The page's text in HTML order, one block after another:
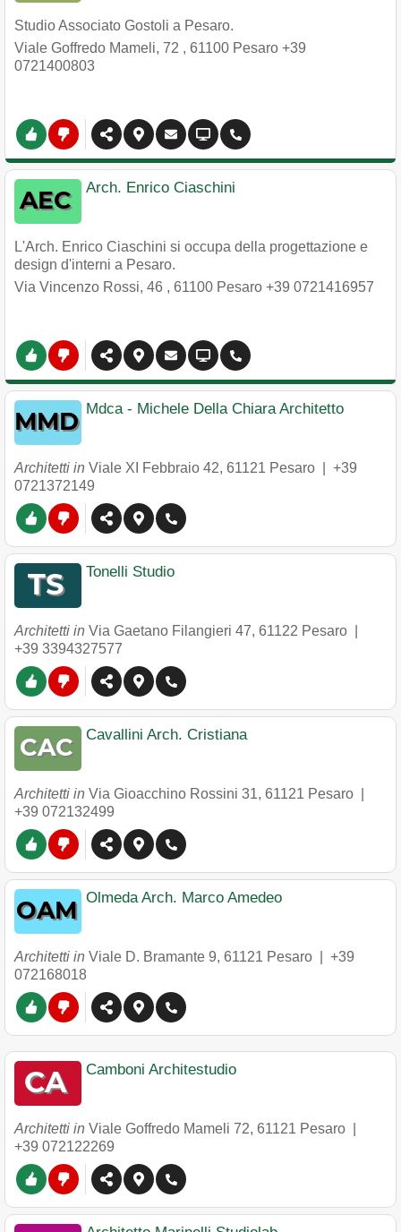
Studio Associato Gostoli a Pesaro.
Viale Goffredo Mameli, 72 , 61100 Pesaro +39
0721400803
Arch. Enrico Ciaschini
L'Arch. Enrico Ciaschini si occupa della progettazione e
design d'interni a Pesaro.
Via Vincenzo Rossi, 46 , 61100 Pesaro +39 0721416957
Mdca - Michele Della Chiara Architetto
Architetti in Viale XI Febbraio 42, 61121 Pesaro
+39
0721372149
Tonelli Studio
Architetti in Via Gaetano Filangieri 47, 61122 Pesaro
+39 3394327577
Cavallini Arch. Cristiana
Architetti in Via Gioacchino Rossini 31, 61121 Pesaro
+39 072132499
Olmeda Arch. Marco Amedeo
Architetti in Viale D. Bramante 9, 61121 Pesaro
+39
072168018
Camboni Architestudio
Architetti in Viale Goffredo Mameli 72, 61121 Pesaro
+39 072122269